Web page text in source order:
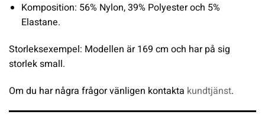
Komposition: 56% Nylon, 39% Polyester och 5%
Elastane.
Storleksexempel: Modellen är 169 cm och har på sig
storlek small.
Om du har några frågor vänligen kontakta kundtjänst.